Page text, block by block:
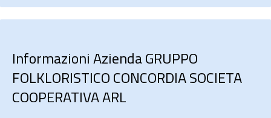
Informazioni Azienda GRUPPO
FOLKLORISTICO CONCORDIA SOCIETA
COOPERATIVA ARL